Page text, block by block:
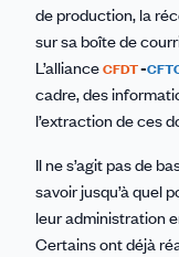
de production, la
sur sa boîte de
L’allianceCFDT-
cadre, des
l’extraction de ces
Il ne s’agit pas de
savoir jusqu’à quel
leur administration
Certains ont déjà